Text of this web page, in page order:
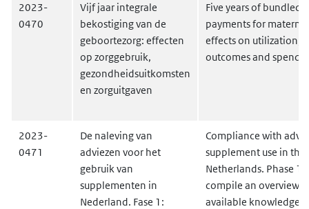
2023-
0470
Vijf jaar integrale
bekostiging van de
geboortezorg: effecten
op zorggebruik,
gezondheidsuitkomsten
en zorguitgaven
Five years of bundled
payments for
effects on utilization,
outcomes and
2023-
0471
De naleving van
adviezen voor het
gebruik van
supplementen in
Nederland. Fase 1:
Compliance with
supplement use in the
Netherlands. Phase 1:
compile an overview
available knowledge